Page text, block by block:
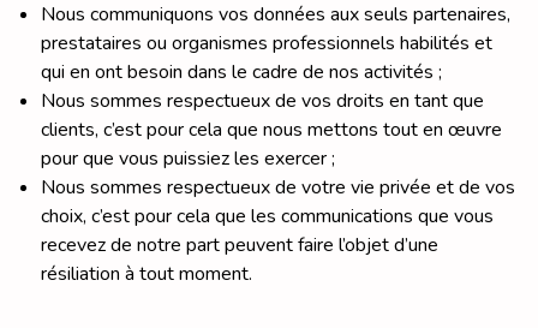
Nous communiquons vos données aux seuls partenaires,
prestataires ou organismes professionnels habilités et
qui en ont besoin dans le cadre de nos activités ;
Nous sommes respectueux de vos droits en tant que
clients, c’est pour cela que nous mettons tout en œuvre
pour que vous puissiez les exercer ;
Nous sommes respectueux de votre vie privée et de vos
choix, c’est pour cela que les communications que vous
recevez de notre part peuvent faire l’objet d’une
résiliation à tout moment.